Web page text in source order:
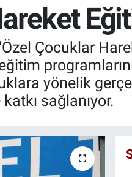
Çocuklar
yönelik
sağlanıyor.